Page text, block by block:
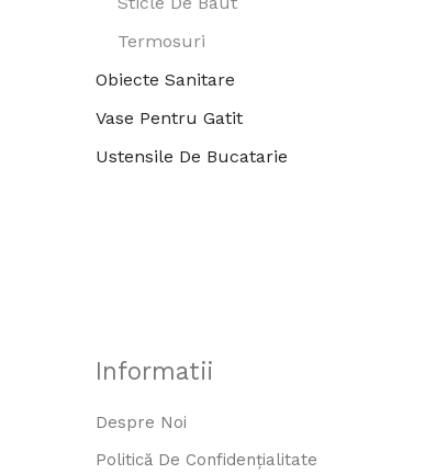
Termosuri
Obiecte Sanitare
Vase Pentru Gatit
Ustensile De Bucatarie
Informatii
Despre Noi
Politică De Confidențialitate